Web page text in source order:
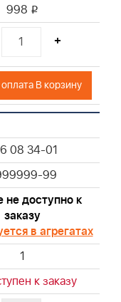
998 i
+
В корзину
08 34-01
99
не доступно к
заказу
в агрегатах
1
к заказу